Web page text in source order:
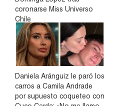
coronarse Miss Universo
Chile
Daniela Aránguiz le paró los
carros a Camila Andrade
por supuesto coqueteo con